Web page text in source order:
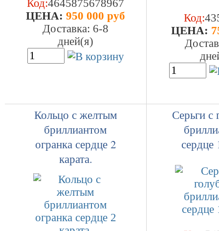
Код:4645875678967
ЦEHA: 950 000 руб
Доставка: 6-8
дней(я)
Код:
ЦEHA:
Кольцо с желтым
бриллиантом
огранка сердце 2
карата.
Серьги с
сердце